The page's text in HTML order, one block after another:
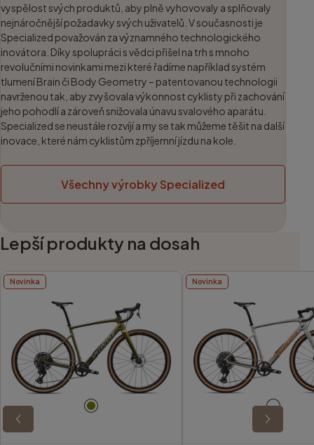
vyspělost svých produktů, aby plně vyhovovaly a splňovaly
nejnáročnější požadavky svých uživatelů. V současnosti je
Specialized považován za významného technologického
inovátora. Díky spolupráci s vědci přišel na trh s mnoho
revolučními novinkami mezi které řadíme například systém
tlumení Brain či Body Geometry – patentovanou technologii
navrženou tak, aby zvyšovala výkonnost cyklisty při zachování
jeho pohodlí a zároveň snižovala únavu svalového aparátu.
Specialized se neustále rozvíjí a my se tak můžeme těšit na další
inovace, které nám cyklistům zpříjemní jízdu na kole.
Všechny výrobky Specialized
Lepší produkty na dosah
Novinka Novinka